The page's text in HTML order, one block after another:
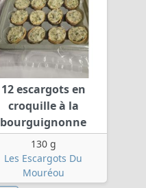
12 escargots en
croquille à la
bourguignonne
130 g
Les Escargots Du
Mouréou